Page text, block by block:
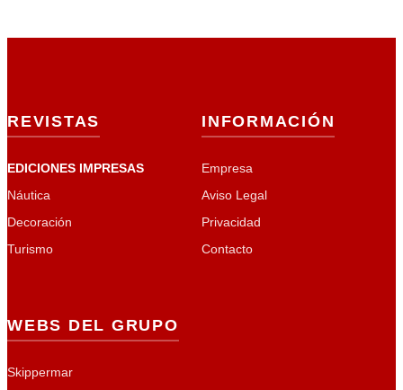
REVISTAS
EDICIONES IMPRESAS
Náutica
Decoración
Turismo
INFORMACIÓN
Empresa
Aviso Legal
Privacidad
Contacto
WEBS DEL GRUPO
Skippermar